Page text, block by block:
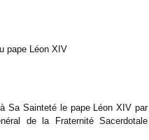
pape Léon XIV
Sa Sainteté le pape Léon XIV par
de la Fraternité Sacerdotale